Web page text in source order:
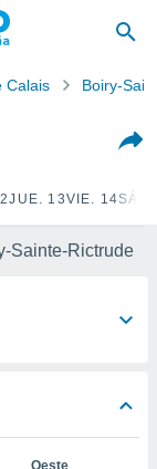
Calais Boiry-
JUE. 13VIE. 14
Sainte-Rictrude
Oeste